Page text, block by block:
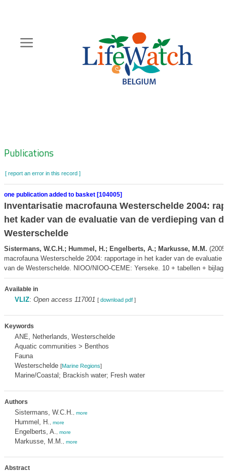
content
Zoeknavigatie
Publications
[ report an error in this record ]
one publication added to basket [104005]
Inventarisatie macrofauna Westerschelde 2004:
het kader van de evaluatie van de verdieping van
Westerschelde
Sistermans, W.C.H.; Hummel, H.; Engelberts, A.; Markusse, M.M.
macrofauna Westerschelde 2004: rapportage in het kader van de evaluatie
van de Westerschelde. NIOO/NIOO-CEME: Yerseke. 10 + tabellen +
Available in
VLIZ: Open access 117001 [ download pdf]
Keywords
ANE, Netherlands, Westerschelde
Aquatic communities > Benthos
Fauna
Westerschelde [Marine Regions]
Marine/Coastal; Brackish water; Fresh water
Authors
Sistermans, W.C.H. more
Hummel, H. more
Engelberts, A. more
Markusse, M.M. more
Abstract